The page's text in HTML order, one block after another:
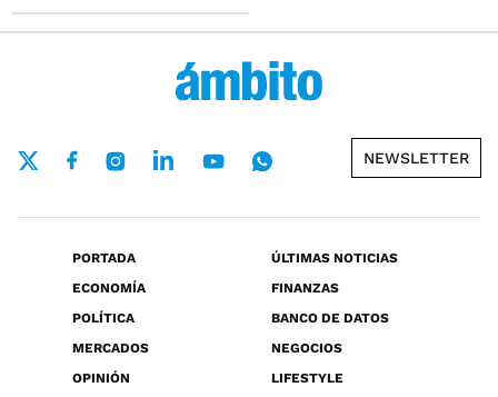
NEWSLETTER
PORTADA
ÚLTIMAS NOTICIAS
ECONOMÍA
FINANZAS
POLÍTICA
BANCO DE DATOS
MERCADOS
NEGOCIOS
OPINIÓN
LIFESTYLE